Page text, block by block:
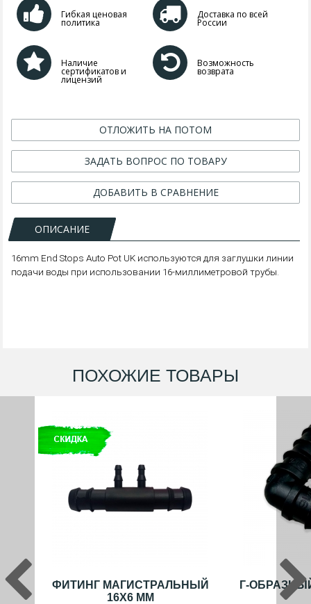
Гибкая ценовая
политика
Доставка по всей
России
Наличие
сертификатов и
лицензий
Возможность
возврата
ОТЛОЖИТЬ НА ПОТОМ
ЗАДАТЬ ВОПРОС ПО ТОВАРУ
ДОБАВИТЬ В СРАВНЕНИЕ
ОПИСАНИЕ
16mm End Stops Auto Pot UK используются для заглушки линии
подачи воды при использовании 16-миллиметровой трубы.
ПОХОЖИЕ ТОВАРЫ
ФИТИНГ МАГИСТРАЛЬНЫЙ
16X6 ММ
Г-